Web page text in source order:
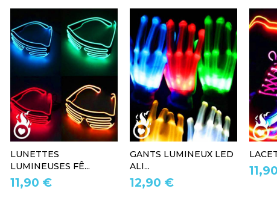
LUNETTES
LUMINEUSES FÊ...
11,90 €
GANTS LUMINEUX LED
ALI...
12,90 €